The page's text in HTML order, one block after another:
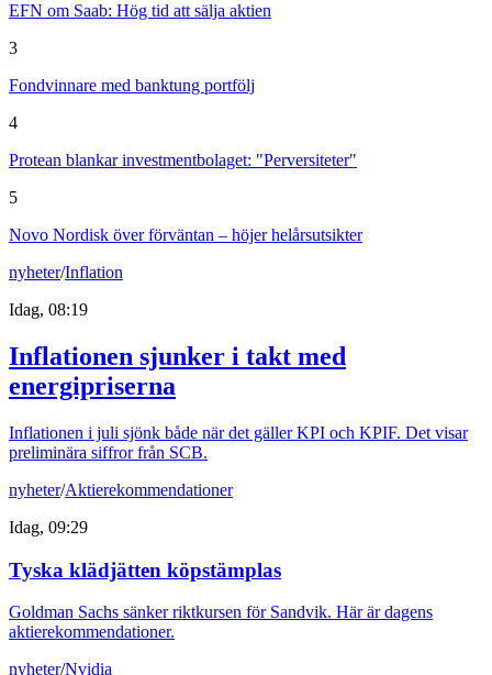
EFN om Saab: Hög tid att sälja aktien
3
Fondvinnare med banktung portfölj
4
Protean blankar investmentbolaget: "Perversiteter"
5
Novo Nordisk över förväntan – höjer helårsutsikter
nyheter/Inflation
Idag, 08:19
Inflationen sjunker i takt med
energipriserna
Inflationen i juli sjönk både när det gäller KPI och KPIF. Det visar
preliminära siffror från SCB.
nyheter/Aktierekommendationer
Idag, 09:29
Tyska klädjätten köpstämplas
Goldman Sachs sänker riktkursen för Sandvik. Här är dagens
aktierekommendationer.
nyheter/Nvidia